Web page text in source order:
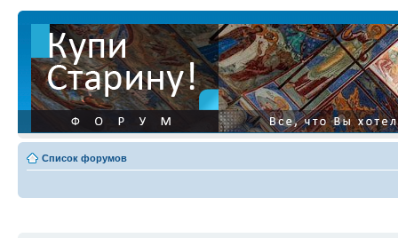
Список форумов